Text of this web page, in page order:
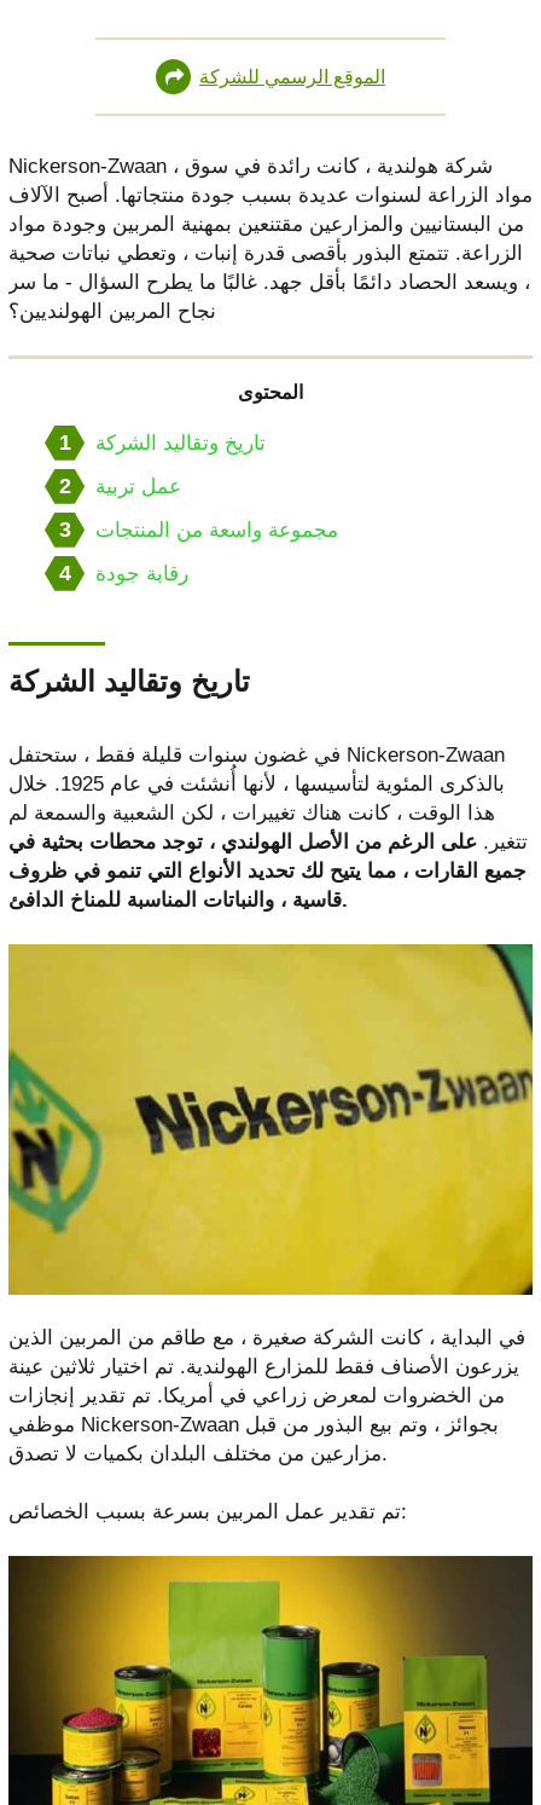
الموقع الرسمي للشركة
Nickerson-Zwaan ، شركة هولندية ، كانت رائدة في سوق
مواد الزراعة لسنوات عديدة بسبب جودة منتجاتها. أصبح الآلاف
من البستانيين والمزارعين مقتنعين بمهنية المربين وجودة مواد
الزراعة. تتمتع البذور بأقصى قدرة إنبات ، وتعطي نباتات صحية
، ويسعد الحصاد دائمًا بأقل جهد. غالبًا ما يطرح السؤال - ما سر
نجاح المربين الهولنديين؟
المحتوى
1 تاريخ وتقاليد الشركة
2 عمل تربية
3 مجموعة واسعة من المنتجات
4 رقابة جودة
تاريخ وتقاليد الشركة
في غضون سنوات قليلة فقط ، ستحتفل Nickerson-Zwaan
بالذكرى المئوية لتأسيسها ، لأنها أُنشئت في عام 1925. خلال
هذا الوقت ، كانت هناك تغييرات ، لكن الشعبية والسمعة لم
تتغير.على الرغم من الأصل الهولندي ، توجد محطات بحثية في
جميع القارات ، مما يتيح لك تحديد الأنواع التي تنمو في ظروف
قاسية ، والنباتات المناسبة للمناخ الدافئ.
في البداية ، كانت الشركة صغيرة ، مع طاقم من المربين الذين
يزرعون الأصناف فقط للمزارع الهولندية. تم اختيار ثلاثين عينة
من الخضروات لمعرض زراعي في أمريكا. تم تقدير إنجازات
موظفي Nickerson-Zwaan بجوائز ، وتم بيع البذور من قبل
مزارعين من مختلف البلدان بكميات لا تصدق.
تم تقدير عمل المربين بسرعة بسبب الخصائص: